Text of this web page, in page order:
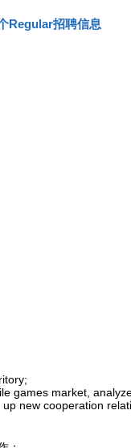
Regular招聘信息
games market,
new cooperation